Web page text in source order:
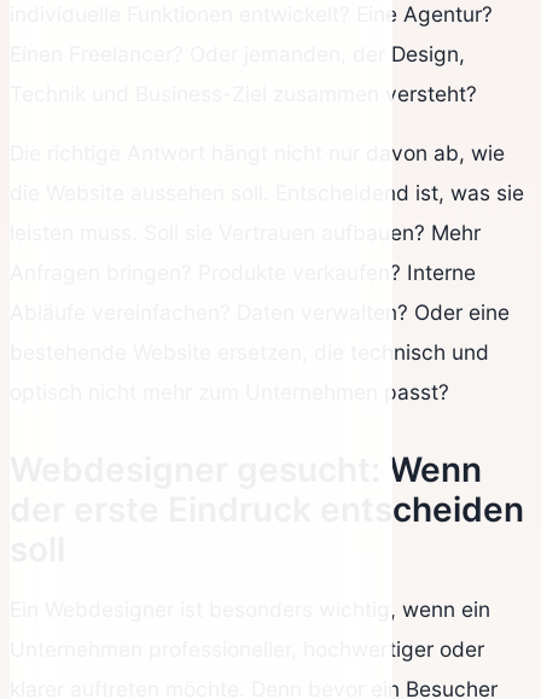
individuelle Funktionen entwickelt? Eine Agentur?
Einen Freelancer? Oder jemanden, der Design,
Technik und Business-Ziel zusammen versteht?
Die richtige Antwort hängt nicht nur davon ab, wie
die Website aussehen soll. Entscheidend ist, was sie
leisten muss. Soll sie Vertrauen aufbauen? Mehr
Anfragen bringen? Produkte verkaufen? Interne
Abläufe vereinfachen? Daten verwalten? Oder eine
bestehende Website ersetzen, die technisch und
optisch nicht mehr zum Unternehmen passt?
Webdesigner gesucht: Wenn
der erste Eindruck entscheiden
Ein Webdesigner ist besonders wichtig, wenn ein
Unternehmen professioneller, hochwertiger oder
klarer auftreten möchte. Denn bevor ein Besucher